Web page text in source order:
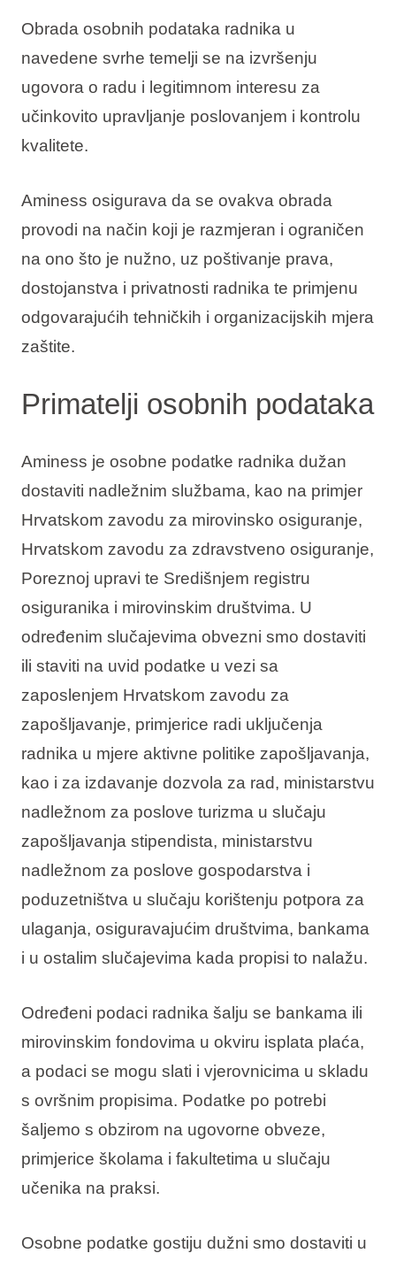
Obrada osobnih podataka radnika u
navedene svrhe temelji se na izvršenju
ugovora o radu i legitimnom interesu za
učinkovito upravljanje poslovanjem i kontrolu
kvalitete.
Aminess osigurava da se ovakva obrada
provodi na način koji je razmjeran i ograničen
na ono što je nužno, uz poštivanje prava,
dostojanstva i privatnosti radnika te primjenu
odgovarajućih tehničkih i organizacijskih mjera
zaštite.
Primatelji osobnih podataka
Aminess je osobne podatke radnika dužan
dostaviti nadležnim službama, kao na primjer
Hrvatskom zavodu za mirovinsko osiguranje,
Hrvatskom zavodu za zdravstveno osiguranje,
Poreznoj upravi te Središnjem registru
osiguranika i mirovinskim društvima. U
određenim slučajevima obvezni smo dostaviti
ili staviti na uvid podatke u vezi sa
zaposlenjem Hrvatskom zavodu za
zapošljavanje, primjerice radi uključenja
radnika u mjere aktivne politike zapošljavanja,
kao i za izdavanje dozvola za rad, ministarstvu
nadležnom za poslove turizma u slučaju
zapošljavanja stipendista, ministarstvu
nadležnom za poslove gospodarstva i
poduzetništva u slučaju korištenju potpora za
ulaganja, osiguravajućim društvima, bankama
i u ostalim slučajevima kada propisi to nalažu.
Određeni podaci radnika šalju se bankama ili
mirovinskim fondovima u okviru isplata plaća,
a podaci se mogu slati i vjerovnicima u skladu
s ovršnim propisima. Podatke po potrebi
šaljemo s obzirom na ugovorne obveze,
primjerice školama i fakultetima u slučaju
učenika na praksi.
Osobne podatke gostiju dužni smo dostaviti u